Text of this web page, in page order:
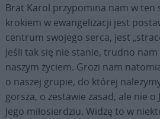
Brat Karol przypomina nam w ten
krokiem w ewangelizacji jest
centrum swojego serca, jest
Jeśli tak się nie stanie, trudno
naszym życiem. Grozi nam
o naszej grupie, do której
gorsza, o zestawie zasad, ale nie o
Jego miłosierdziu. Widzę to w